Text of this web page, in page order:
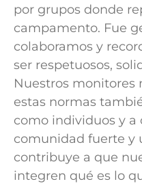
por grupos donde
campamento. Fue
colaboramos y
ser respetuosos,
Nuestros monitores
estas normas
como individuos y a
comunidad fuerte y
contribuye a que
integren qué es lo